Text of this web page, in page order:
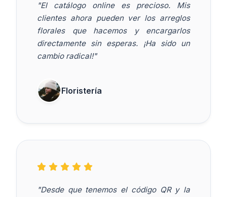
"El catálogo online es precioso. Mis
clientes ahora pueden ver los arreglos
florales que hacemos y encargarlos
directamente sin esperas. ¡Ha sido un
cambio radical!"
Floristería
"Desde que tenemos el código QR y la